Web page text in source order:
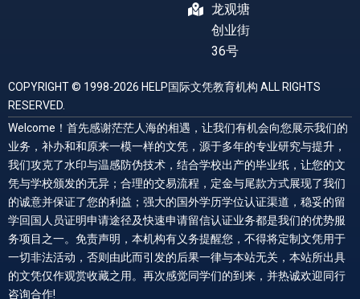
龙观塘
创业街
36号
COPYRIGHT © 1998-2026 HELP国际文凭教育机构 ALL RIGHTS
RESERVED.
Welcome！首先感谢茫茫人海的相遇，让我们有机会向您展示我们的
业务，补办和和原来一模一样的文凭，源于多年的专业研究与提升，
我们攻克了水印与温感防伪技术，结合学校出产的毕业纸，让您的文
凭与学校颁发的无异；合理的交易流程，定金与尾款方式展现了我们
的诚意并保证了您的利益；强大的国外学历学位认证渠道，稳妥的留
学回国人员证明申请途径及快速申请留信认证业务都是我们的优势服
务项目之一。免责声明，本机构有义务提醒您，不得将定制文凭用于
一切非法活动，否则由此而引发的后果一律与本站无关，本站所出具
的文凭仅作观赏收藏之用。再次感觉同学们的到来，并热诚欢迎同行
咨询合作!